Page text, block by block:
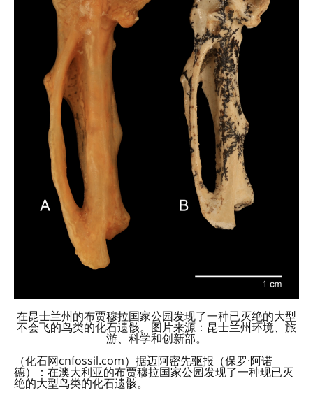
在昆士兰州的布贾穆拉国家公园发现了一种已灭绝的大型
不会飞的鸟类的化石遗骸。图片来源：昆士兰州环境、旅
游、科学和创新部。
（化石网cnfossil.com）据迈阿密先驱报（保罗·阿诺
德）：在澳大利亚的布贾穆拉国家公园发现了一种现已灭
绝的大型鸟类的化石遗骸。